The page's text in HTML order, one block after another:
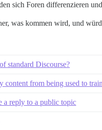
sich Foren differenzieren
was kommen wird, und
standard Discourse?
content from being used to
a reply to a public topic